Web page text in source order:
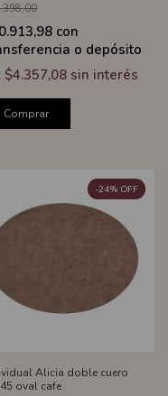
con
o depósito
$4.357,08 sin interés
Comprar
Alicia doble cuero
oval cafe
-24% OFF